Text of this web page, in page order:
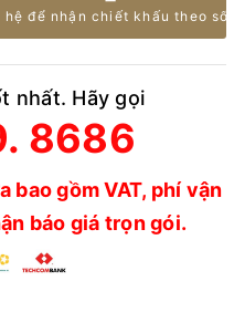
để nhận chiết khấu theo số
nhất. Hãy gọi
8686
gồm VAT, phí vận
báo giá trọn gói.